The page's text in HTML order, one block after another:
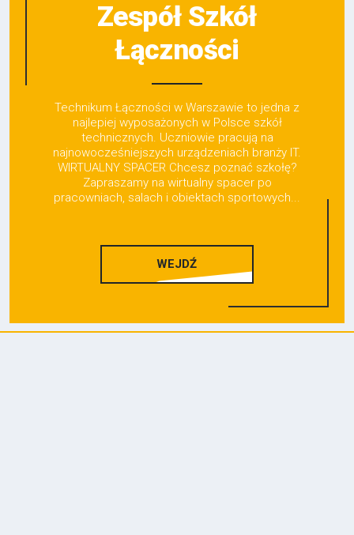
Zespół Szkół
Łączności
Technikum Łączności w Warszawie to jedna z
najlepiej wyposażonych w Polsce szkół
technicznych. Uczniowie pracują na
najnowocześniejszych urządzeniach branży IT.
WIRTUALNY SPACER Chcesz poznać szkołę?
Zapraszamy na wirtualny spacer po
pracowniach, salach i obiektach sportowych...
WEJDŹ